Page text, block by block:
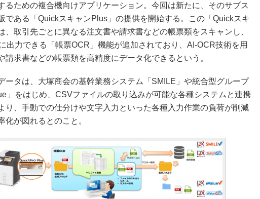
るための複合機向けアプリケーション。今回は新たに、そのサブス
である「QuickスキャンPlus」の提供を開始する。この「Quickスキ
、取引先ごとに異なる注文書や請求書などの帳票類をスキャンし、
出力できる「帳票OCR」機能が追加されており、AI-OCR技術を用
請求書などの帳票類を高精度にデータ化できるという。
タは、大塚商会の基幹業務システム「SMILE」や統合型グループ
」をはじめ、CSVファイルの取り込みが可能な各種システムと連携
り、手動での仕分けや文字入力といった各種入力作業の負荷が削減
化が図れるとのこと。